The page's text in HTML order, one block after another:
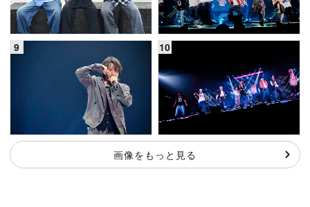
画像をもっと見る